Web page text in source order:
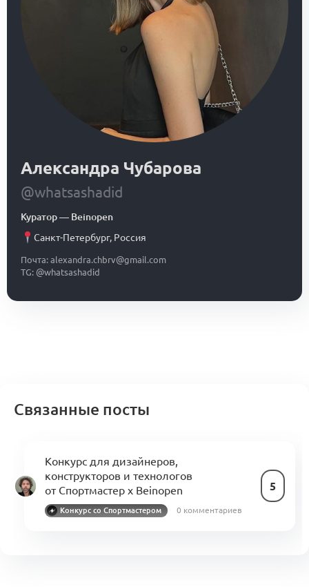
Александра Чубарова
@whatsashadid
Куратор— Beinopen
Санкт-Петербург, Россия
Почта: alexandra.chbrv@gmail.com
TG: @whatsashadid
Связанные посты
Конкурс для дизайнеров,
конструкторов и технологов
от Спортмастер х Beinopen
5
Конкурс со Спортмастером 0 комментариев